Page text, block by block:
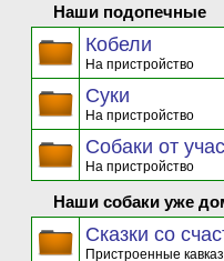
Наши подопечные
Кобели
На пристройство
Суки
На пристройство
Собаки от
На пристройство
Наши собаки уже
Сказки со
Пристроенные